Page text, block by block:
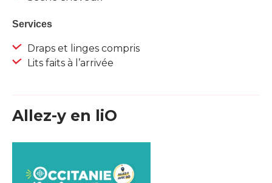
Services
Draps et linges compris
Lits faits à l’arrivée
Allez-y en liO